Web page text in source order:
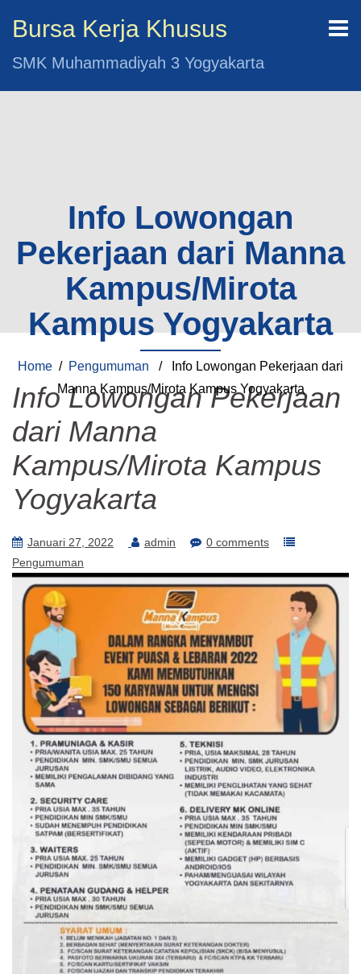
Bursa Kerja Khusus
SMK Muhammadiyah 3 Yogyakarta
Info Lowongan
Pekerjaan dari Manna
Kampus/Mirota
Kampus Yogyakarta
Home / Pengumuman / Info Lowongan Pekerjaan dari
Manna Kampus/Mirota Kampus Yogyakarta
Info Lowongan Pekerjaan
dari Manna
Kampus/Mirota Kampus
Yogyakarta
Januari 27, 2022 admin
0 comments
Pengumuman